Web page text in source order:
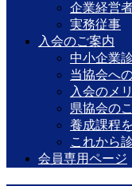
企業経営
実務従事
入会のご案内
中小企業
当協会へ
入会のメ
県協会の
養成課程
これから
会員専用ページ